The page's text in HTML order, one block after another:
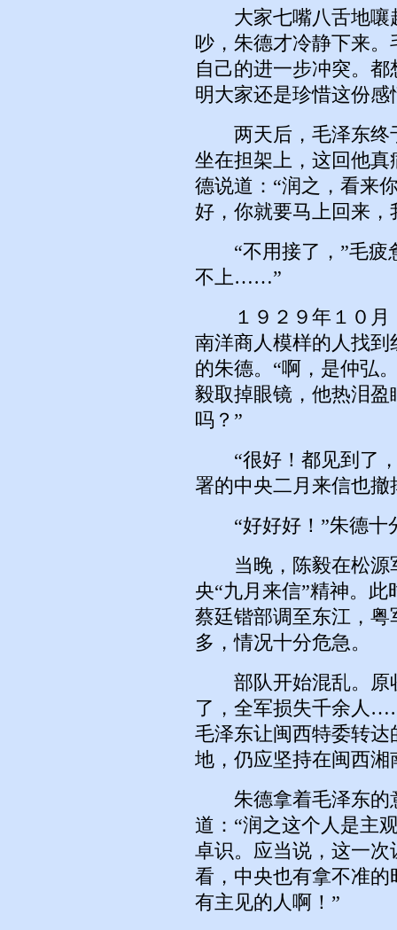
大家七嘴八舌地嚷
吵，朱德才冷静下来
自己的进一步冲突。
明大家还是珍惜这份感
两天后，毛泽东终
坐在担架上，这回他
德说道：“润之，看来
好，你就要马上回来，
“不用接了，”毛疲
不上……”
１９２９年１０月
南洋商人模样的人找
的朱德。“啊，是仲弘
毅取掉眼镜，他热泪
吗？”
“很好！都见到了，
署的中央二月来信也撤
“好好好！”朱德十
当晚，陈毅在松源
央“九月来信”精神。
蔡廷锴部调至东江，
多，情况十分危急。
部队开始混乱。原
了，全军损失千余人
毛泽东让闽西特委转
地，仍应坚持在闽西
朱德拿着毛泽东的
道：“润之这个人是主
卓识。应当说，这一
看，中央也有拿不准
有主见的人啊！”